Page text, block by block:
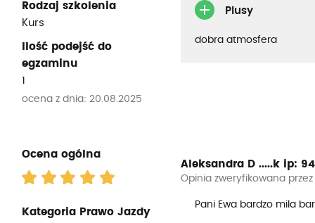
Rodzaj szkolenia
Kurs
Ilość podejść do
egzaminu
1
ocena z dnia: 20.08.2025
Plusy
dobra atmosfera
Ocena ogólna
Kategoria Prawo Jazdy
Aleksandra D .....k ip:
Opinia zweryfikowana
Pani Ewa bardzo mila